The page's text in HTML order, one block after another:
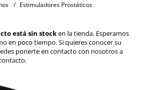
/ Estimuladores Prostáticos
está sin stocken la tienda. Esperamos
en poco tiempo. Si quieres conocer su
ponerte en contacto con nosotros a
.